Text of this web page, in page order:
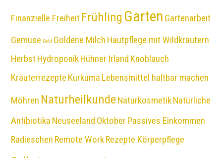
Finanzielle Freiheit Frühling Garten Gartenarbeit
Gemüse Gold Goldene Milch Hautpflege mit Wildkräutern
Herbst HydroponikHühner Irland Knoblauch
Kräuterrezepte Kurkuma Lebensmittel haltbar machen
Möhren NaturheilkundeNaturkosmetikNatürliche
Antibiotika Neuseeland Oktober Passives Einkommen
Radieschen Remote WorkRezepte Körperpflege